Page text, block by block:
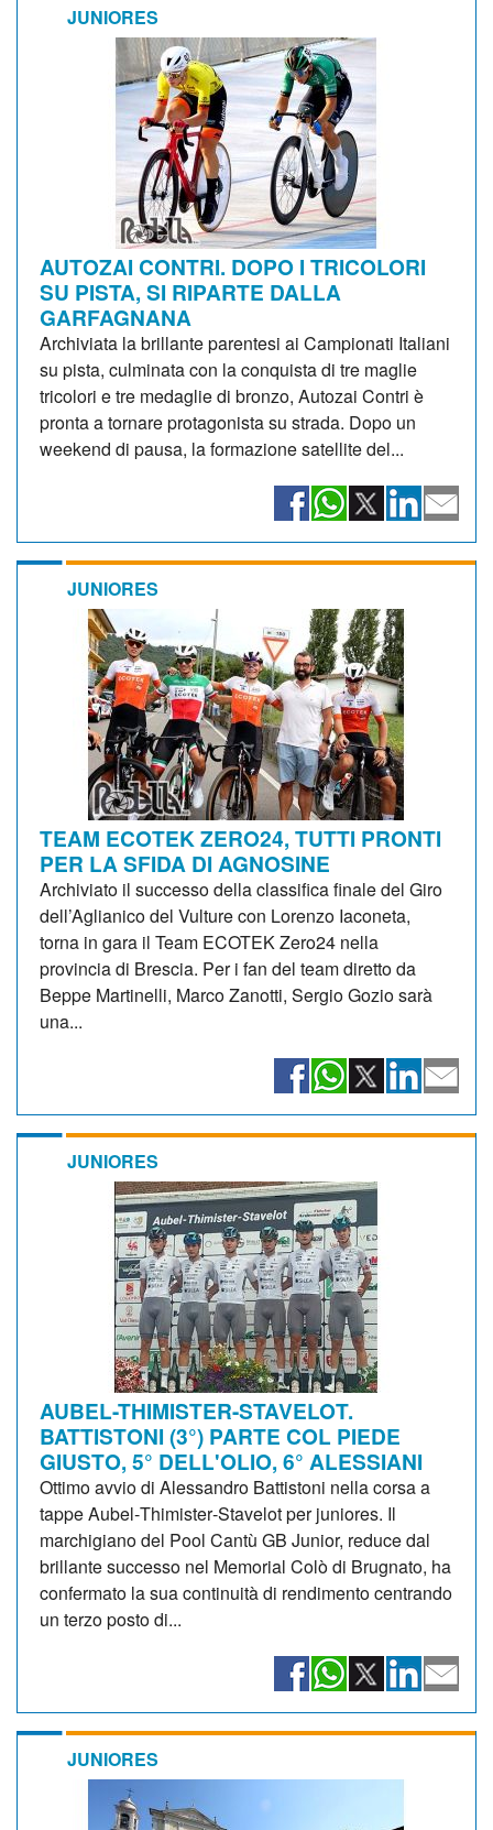
JUNIORES
AUTOZAI CONTRI. DOPO I TRICOLORI
SU PISTA, SI RIPARTE DALLA
GARFAGNANA
Archiviata la brillante parentesi ai Campionati Italiani
su pista, culminata con la conquista di tre maglie
tricolori e tre medaglie di bronzo, Autozai Contri è
pronta a tornare protagonista su strada. Dopo un
weekend di pausa, la formazione satellite del...
JUNIORES
TEAM ECOTEK ZERO24, TUTTI PRONTI
PER LA SFIDA DI AGNOSINE
Archiviato il successo della classifica finale del Giro
dell’Aglianico del Vulture con Lorenzo Iaconeta,
torna in gara il Team ECOTEK Zero24 nella
provincia di Brescia. Per i fan del team diretto da
Beppe Martinelli, Marco Zanotti, Sergio Gozio sarà
una...
JUNIORES
AUBEL-THIMISTER-STAVELOT.
BATTISTONI (3°) PARTE COL PIEDE
GIUSTO, 5° DELL'OLIO, 6° ALESSIANI
Ottimo avvio di Alessandro Battistoni nella corsa a
tappe Aubel‑Thimister‑Stavelot per juniores. Il
marchigiano del Pool Cantù GB Junior, reduce dal
brillante successo nel Memorial Colò di Brugnato, ha
confermato la sua continuità di rendimento centrando
un terzo posto di...
JUNIORES